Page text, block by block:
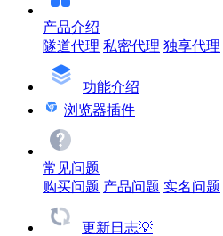
产品介绍
隧道代理 私密代理 独享代理
功能介绍
浏览器插件
常见问题
购买问题 产品问题 实名问题
更新日志💡